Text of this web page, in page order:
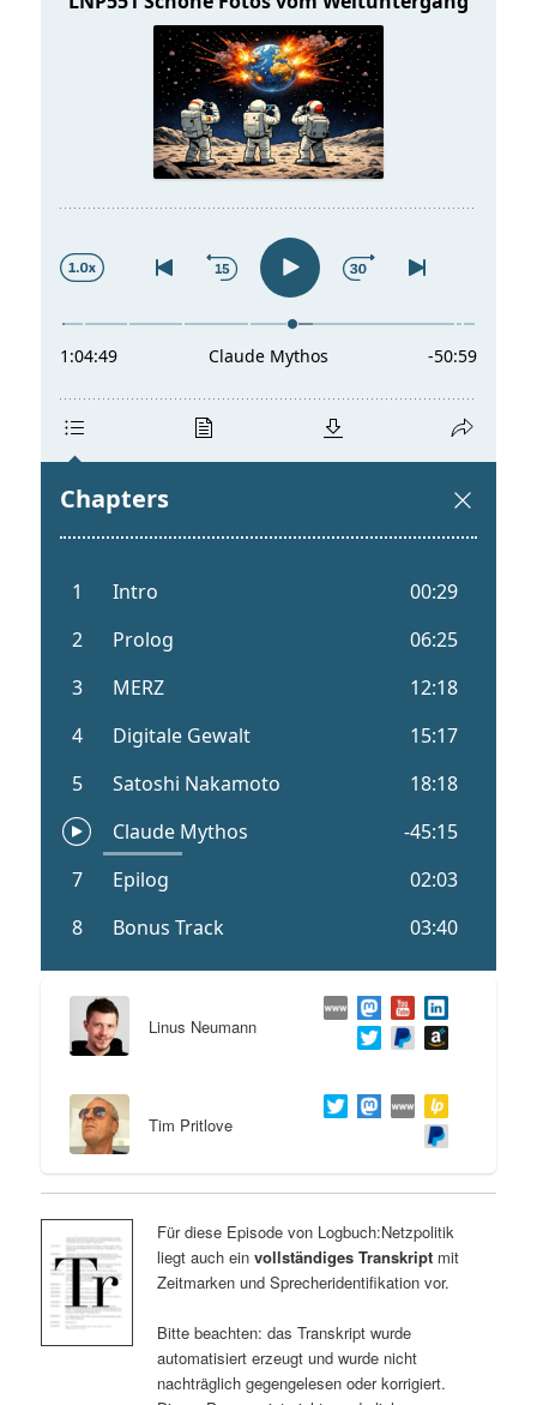
n
g
e
n
Linus Neumann
Tim Pritlove
Für diese Episode von Logbuch:Netzpolitik
liegt auch ein vollständiges Transkriptmit
Zeitmarken und Sprecheridentifikation vor.
Bitte beachten: das Transkript wurde
automatisiert erzeugt und wurde nicht
nachträglich gegengelesen oder korrigiert.